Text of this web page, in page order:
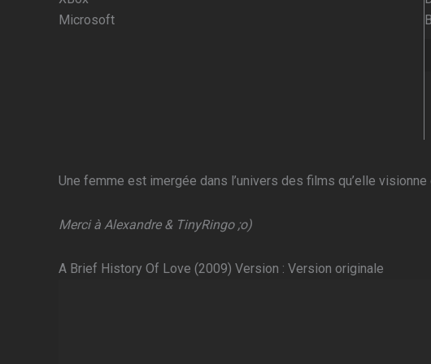
Microsoft
Une femme est imergée dans l’univers des films qu’elle
Merci à Alexandre & TinyRingo ;o)
A Brief History Of Love (2009) Version : Version originale